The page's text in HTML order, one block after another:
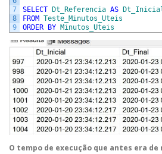
7
8
9
SELECT Dt_Referencia AS
FROM Teste_Minutos_Uteis
ORDER BY Minutos_Uteis
O tempo de execução que antes era de